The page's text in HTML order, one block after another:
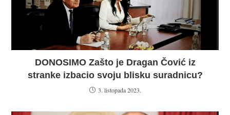
DONOSIMO Zašto je Dragan Čović iz
stranke izbacio svoju blisku suradnicu?
3. listopada 2023.